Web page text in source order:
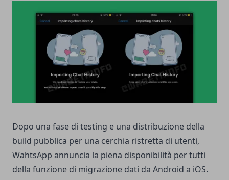
Dopo una fase di testing e una distribuzione della
build pubblica per una cerchia ristretta di utenti,
WahtsApp annuncia la piena disponibilità per tutti
della funzione di migrazione dati da Android a iOS.